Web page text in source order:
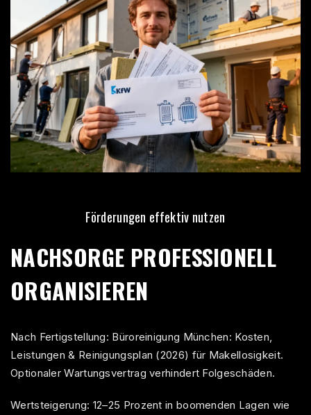
Förderungen effektiv nutzen
NACHSORGE PROFESSIONELL
ORGANISIEREN
Nach Fertigstellung: Büroreinigung München: Kosten,
Leistungen & Reinigungsplan (2026) für Makellosigkeit.
Optionaler Wartungsvertrag verhindert Folgeschäden.
Wertsteigerung: 12–25 Prozent in boomenden Lagen wie